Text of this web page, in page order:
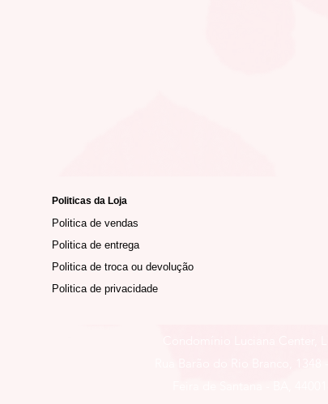
Politicas da Loja
Politica de vendas
Politica de entrega
Politica de troca ou devolução
Politica de privacidade